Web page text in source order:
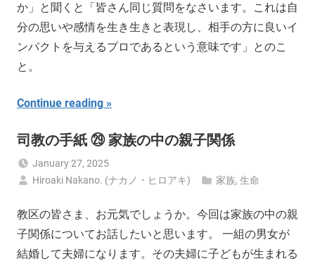
か」と聞くと「皆さん同じ質問をなさいます。これは自
分の思いや感情を生き生きと表現し、相手の方に良いイ
ンパクトを与えるプロであるという意味です」とのこ
と。
Continue reading
司教の手紙 ㉙ 家族の中の親子関係
January 27, 2025
Hiroaki Nakano. (ナカノ・ヒロアキ)
家族,生命
教区の皆さま、お元気でしょうか。今回は家族の中の親
子関係についてお話したいと思います。 一組の男女が
結婚して夫婦になります。その夫婦に子どもが生まれる